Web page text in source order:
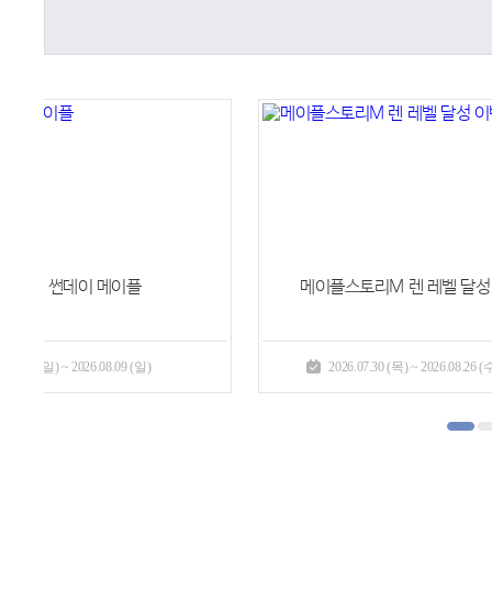
상인단의 물자 지원 II
2026.07.23 (목) ~ 2026.08.19 (수)